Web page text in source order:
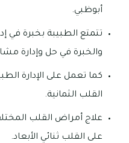
أبوظبي.
تتمتع الطبيبة بخبرة في
والخبرة في حل وإدارة
كما تعمل على الإدارة
القلب الثمانية.
علاج أمراض القلب
على القلب ثنائي الأبعاد.